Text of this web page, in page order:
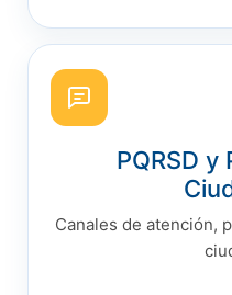
PQRSD
Canales de atención,